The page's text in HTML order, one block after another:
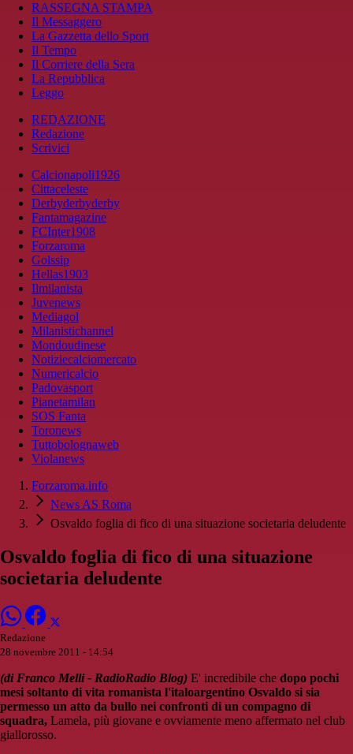
RASSEGNA STAMPA
Il Messaggero
La Gazzetta dello Sport
Il Tempo
Il Corriere della Sera
La Repubblica
Leggo
REDAZIONE
Redazione
Scrivici
Calcionapoli1926
Cittaceleste
Derbyderbyderby
Fantamagazine
FCInter1908
Forzaroma
Golssip
Hellas1903
Ilmilanista
Juvenews
Mediagol
Milanistichannel
Mondoudinese
Notiziecalciomercato
Numericalcio
Padovasport
Pianetamilan
SOS Fanta
Toronews
Tuttobolognaweb
Violanews
Forzaroma.info
News AS Roma
Osvaldo foglia di fico di una situazione societaria deludente
Osvaldo foglia di fico di una situazione
societaria deludente
Redazione
28 novembre 2011 - 14:54
(di Franco Melli - RadioRadio Blog) E' incredibile che dopo pochi
mesi soltanto di vita romanista l'italoargentino Osvaldo si sia
permesso un atto da bullo nei confronti di un compagno di
squadra, Lamela, più giovane e ovviamente meno affermato nel club
giallorosso.